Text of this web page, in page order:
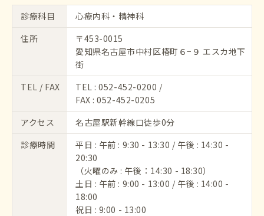
診療科目
心療内科・精神科
住所
〒453-0015
愛知県名古屋市中村区椿町６−９ エスカ地下
街
TEL / FAX
TEL :052-452-0200 /
FAX : 052-452-0205
アクセス
名古屋駅新幹線口徒歩0分
診療時間
平日 : 午前 : 9:30 - 13:30 / 午後 : 14:30 -
20:30
（火曜のみ : 午後：14:30 - 18:30）
土日 : 午前 : 9:00 - 13:00 / 午後 : 14:00 -
18:00
祝日 : 9:00 - 13:00